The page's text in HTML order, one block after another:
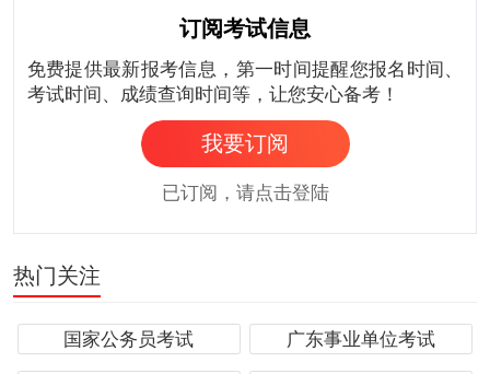
订阅考试信息
免费提供最新报考信息，第一时间提醒您报名时间、
考试时间、成绩查询时间等，让您安心备考！
我要订阅
已订阅，请点击登陆
热门关注
国家公务员考试 广东事业单位考试